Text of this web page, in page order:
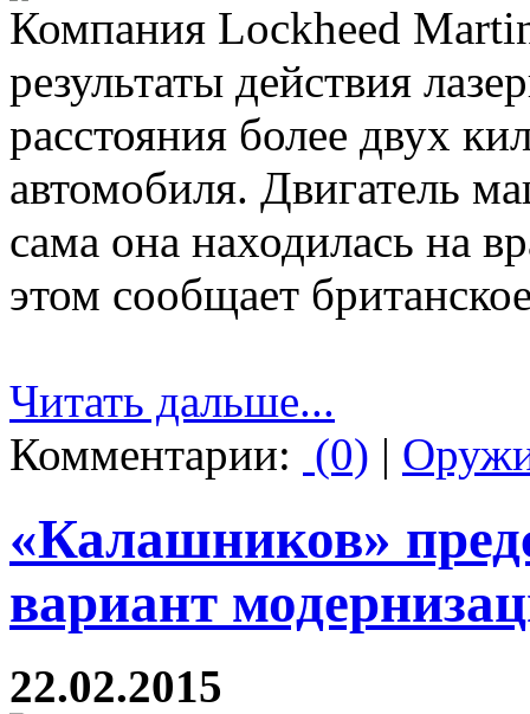
Компания Lockheed
результаты действия
расстояния более двух
автомобиля. Двигатель
сама она находилась на
этом сообщает
Читать дальше...
Комментарии: (0) |
«Калашников»
вариант
22.02.2015